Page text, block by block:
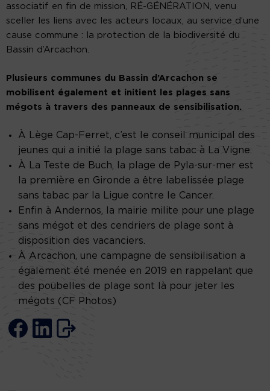
associatif en fin de mission, RÉ-GÉNÉRATION, venu
sceller les liens avec les acteurs locaux, au service d’une
cause commune : la protection de la biodiversité du
Bassin d’Arcachon.
Plusieurs communes du Bassin d’Arcachon se
mobilisent également et initient les plages sans
mégots à travers des panneaux de sensibilisation.
À Lège Cap-Ferret, c’est le conseil municipal des
jeunes qui a initié la plage sans tabac à La Vigne.
À La Teste de Buch, la plage de Pyla-sur-mer est
la première en Gironde a être labelissée plage
sans tabac par la Ligue contre le Cancer.
Enfin à Andernos, la mairie milite pour une plage
sans mégot et des cendriers de plage sont à
disposition des vacanciers.
À Arcachon, une campagne de sensibilisation a
également été menée en 2019 en rappelant que
des poubelles de plage sont là pour jeter les
mégots (CF Photos)